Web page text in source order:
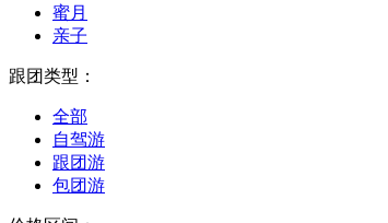
蜜月
亲子
跟团类型：
全部
自驾游
跟团游
包团游